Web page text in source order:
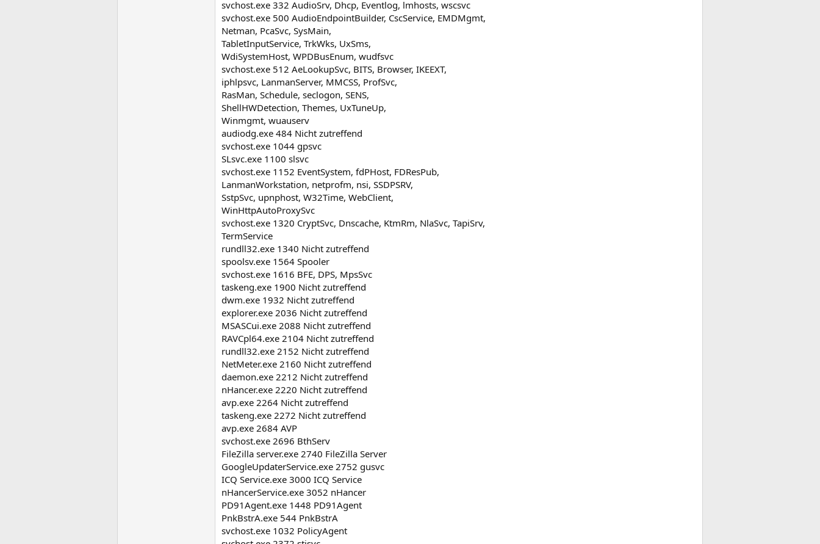
svchost.exe 332 AudioSrv, Dhcp, Eventlog, lmhosts, wscsvc
svchost.exe 500 AudioEndpointBuilder, CscService, EMDMgmt,
Netman, PcaSvc, SysMain,
TabletInputService, TrkWks, UxSms,
WdiSystemHost, WPDBusEnum, wudfsvc
svchost.exe 512 AeLookupSvc, BITS, Browser, IKEEXT,
iphlpsvc, LanmanServer, MMCSS, ProfSvc,
RasMan, Schedule, seclogon, SENS,
ShellHWDetection, Themes, UxTuneUp,
Winmgmt, wuauserv
audiodg.exe 484 Nicht zutreffend
svchost.exe 1044 gpsvc
SLsvc.exe 1100 slsvc
svchost.exe 1152 EventSystem, fdPHost, FDResPub,
LanmanWorkstation, netprofm, nsi, SSDPSRV,
SstpSvc, upnphost, W32Time, WebClient,
WinHttpAutoProxySvc
svchost.exe 1320 CryptSvc, Dnscache, KtmRm, NlaSvc, TapiSrv,
TermService
rundll32.exe 1340 Nicht zutreffend
spoolsv.exe 1564 Spooler
svchost.exe 1616 BFE, DPS, MpsSvc
taskeng.exe 1900 Nicht zutreffend
dwm.exe 1932 Nicht zutreffend
explorer.exe 2036 Nicht zutreffend
MSASCui.exe 2088 Nicht zutreffend
RAVCpl64.exe 2104 Nicht zutreffend
rundll32.exe 2152 Nicht zutreffend
NetMeter.exe 2160 Nicht zutreffend
daemon.exe 2212 Nicht zutreffend
nHancer.exe 2220 Nicht zutreffend
avp.exe 2264 Nicht zutreffend
taskeng.exe 2272 Nicht zutreffend
avp.exe 2684 AVP
svchost.exe 2696 BthServ
FileZilla server.exe 2740 FileZilla Server
GoogleUpdaterService.exe 2752 gusvc
ICQ Service.exe 3000 ICQ Service
nHancerService.exe 3052 nHancer
PD91Agent.exe 1448 PD91Agent
PnkBstrA.exe 544 PnkBstrA
svchost.exe 1032 PolicyAgent